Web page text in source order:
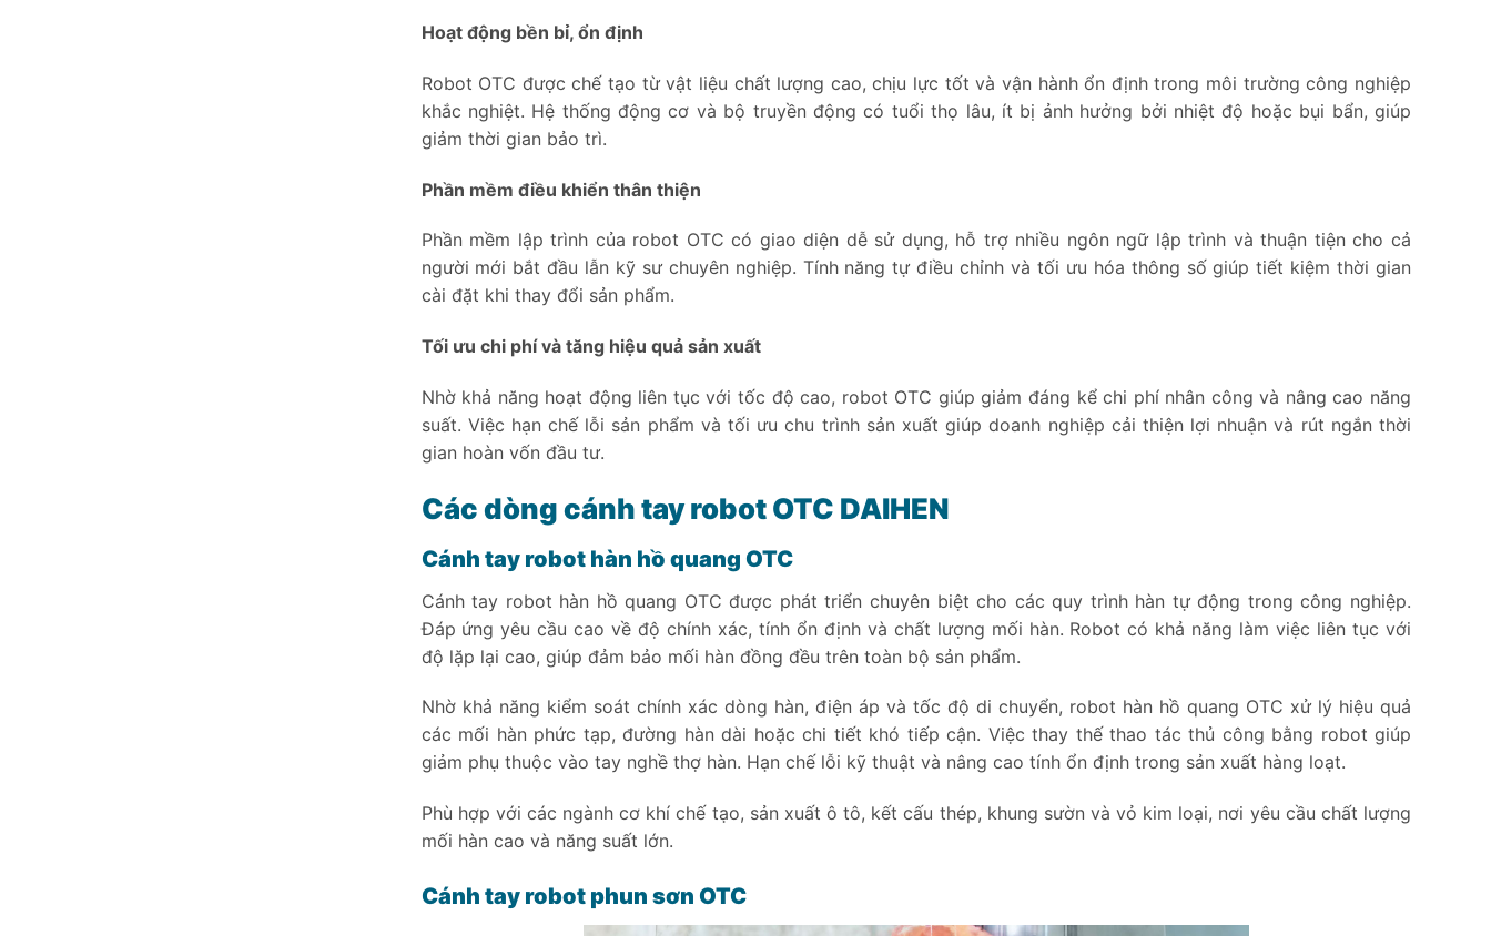
Hoạt động bền bỉ, ổn định
Robot OTC được chế tạo từ vật liệu chất lượng cao, chịu lực tốt và vận hành ổn định trong môi trường công nghiệp
khắc nghiệt. Hệ thống động cơ và bộ truyền động có tuổi thọ lâu, ít bị ảnh hưởng bởi nhiệt độ hoặc bụi bẩn, giúp
giảm thời gian bảo trì.
Phần mềm điều khiển thân thiện
Phần mềm lập trình của robot OTC có giao diện dễ sử dụng, hỗ trợ nhiều ngôn ngữ lập trình và thuận tiện cho cả
người mới bắt đầu lẫn kỹ sư chuyên nghiệp. Tính năng tự điều chỉnh và tối ưu hóa thông số giúp tiết kiệm thời gian
cài đặt khi thay đổi sản phẩm.
Tối ưu chi phí và tăng hiệu quả sản xuất
Nhờ khả năng hoạt động liên tục với tốc độ cao, robot OTC giúp giảm đáng kể chi phí nhân công và nâng cao năng
suất. Việc hạn chế lỗi sản phẩm và tối ưu chu trình sản xuất giúp doanh nghiệp cải thiện lợi nhuận và rút ngắn thời
gian hoàn vốn đầu tư.
Các dòng cánh tay robot OTC DAIHEN
Cánh tay robot hàn hồ quang OTC
Cánh tay robot hàn hồ quang OTC được phát triển chuyên biệt cho các quy trình hàn tự động trong công nghiệp.
Đáp ứng yêu cầu cao về độ chính xác, tính ổn định và chất lượng mối hàn. Robot có khả năng làm việc liên tục với
độ lặp lại cao, giúp đảm bảo mối hàn đồng đều trên toàn bộ sản phẩm.
Nhờ khả năng kiểm soát chính xác dòng hàn, điện áp và tốc độ di chuyển, robot hàn hồ quang OTC xử lý hiệu quả
các mối hàn phức tạp, đường hàn dài hoặc chi tiết khó tiếp cận. Việc thay thế thao tác thủ công bằng robot giúp
giảm phụ thuộc vào tay nghề thợ hàn. Hạn chế lỗi kỹ thuật và nâng cao tính ổn định trong sản xuất hàng loạt.
Phù hợp với các ngành cơ khí chế tạo, sản xuất ô tô, kết cấu thép, khung sườn và vỏ kim loại, nơi yêu cầu chất lượng
mối hàn cao và năng suất lớn.
Cánh tay robot phun sơn OTC